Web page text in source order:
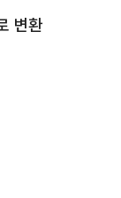
변환